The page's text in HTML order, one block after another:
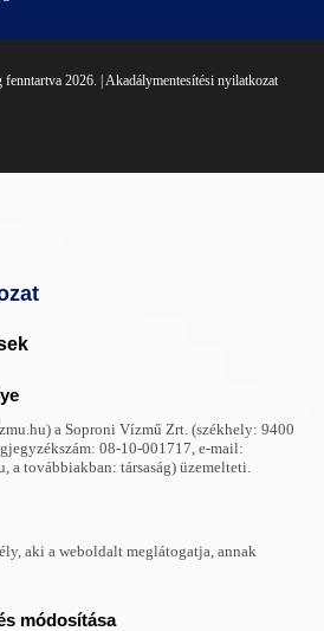
2026. | Akadálymentesítési nyilatkozat
a Soproni Vízmű Zrt. (székhely: 9400
08-10-001717, e-mail:
továbbiakban: társaság) üzemelteti.
aki a weboldalt meglátogatja, annak
módosítása